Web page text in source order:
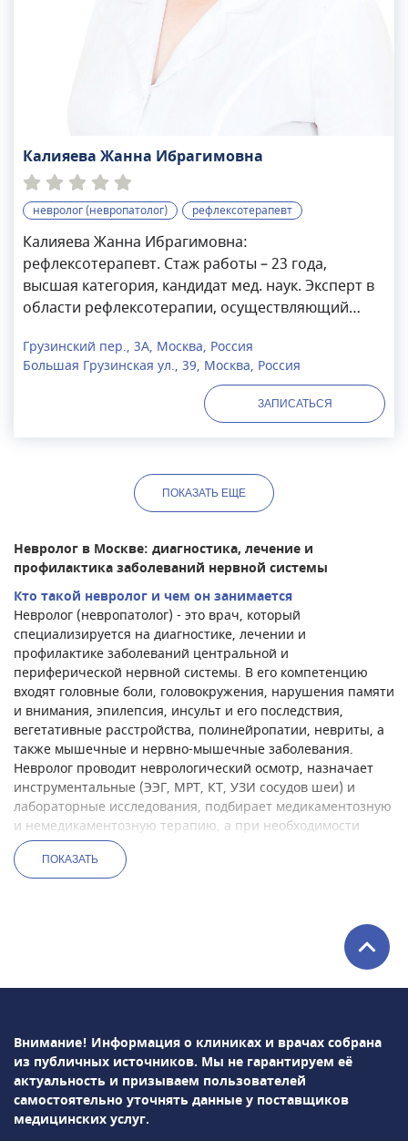
Калияева Жанна Ибрагимовна
невролог (невропатолог) рефлексотерапевт
Калияева Жанна Ибрагимовна:
рефлексотерапевт. Стаж работы – 23 года,
высшая категория, кандидат мед. наук. Эксперт в
области рефлексотерапии, осуществляющий
болезней опорно-двигательного аппарата,
нервно-мышечной системы, органов малого таза
и других патологических состояний. Проводит
консультирование, назначает и проводит сеансы
современные методики. Калияева Жанна
Ибрагимовна владеет навыками проведения
владеет навыками проведения УЗДГ
магистральных артерий головы, чтения и
расшифровки спондило- и краниограмм,
расшифровки МРТ, КТ, УЗДГ, МСКТ.
Грузинский пер., 3А, Москва, Россия
Большая Грузинская ул., 39, Москва, Россия
ЗАПИСАТЬСЯ
ПОКАЗАТЬ ЕЩЕ
Невролог в Москве: диагностика, лечение и
профилактика заболеваний нервной системы
Кто такой невролог и чем он занимается
Невролог (невропатолог) - это врач, который
специализируется на диагностике, лечении и
профилактике заболеваний центральной и
периферической нервной системы. В его компетенцию
входят головные боли, головокружения, нарушения памяти
и внимания, эпилепсия, инсульт и его последствия,
вегетативные расстройства, полинейропатии, невриты, а
также мышечные и нервно-мышечные заболевания.
Невролог проводит неврологический осмотр, назначает
инструментальные (ЭЭГ, МРТ, КТ, УЗИ сосудов шеи) и
лабораторные исследования, подбирает медикаментозную
и немедикаментозную терапию, а при необходимости
направляет пациента к нейрохирургу или реабилитологу.
В Москве неврологи принимают в поликлиниках,
неврологических отделениях стационаров,
С какими симптомами и жалобами обращаются к
Симптомы неврологических заболеваний разнообразны и
приходят к неврологу как при острых состояниях, так и при
хронических прогрессирующих нарушениях. В Москве
основные поводы для визита к неврологу включают:
Головные боли напряжения, мигрени, кластерные
боли
ПОКАЗАТЬ
Внимание! Информация о клиниках и врачах собрана
из публичных источников. Мы не гарантируем её
актуальность и призываем пользователей
самостоятельно уточнять данные у поставщиков
медицинских услуг.